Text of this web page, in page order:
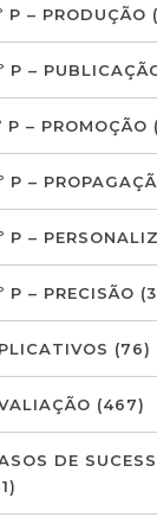
P – PRODUÇÃO
P –
P – PROMOÇÃO
P –
P –
P – PRECISÃO
(76)
(467)
DE